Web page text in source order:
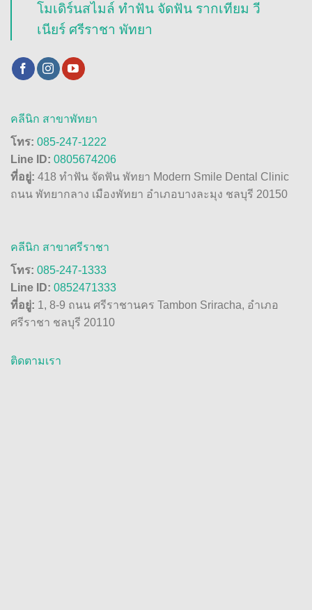
โมเดิร์นสไมล์ ทำฟัน จัดฟัน รากเทียม วี
เนียร์ ศรีราชา พัทยา
คลีนิก สาขาพัทยา
โทร: 085-247-1222
Line ID: 0805674206
ที่อยู่: 418 ทำฟัน จัดฟัน พัทยา Modern Smile Dental Clinic
ถนน พัทยากลาง เมืองพัทยา อำเภอบางละมุง ชลบุรี 20150
คลีนิก สาขาศรีราชา
โทร: 085-247-1333
Line ID: 0852471333
ที่อยู่: 1, 8-9 ถนน ศรีราชานคร Tambon Sriracha, อำเภอ
ศรีราชา ชลบุรี 20110
ติดตามเรา